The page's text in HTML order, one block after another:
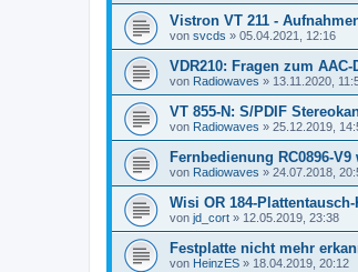
Vistron VT 211 -
von svcds » 05.04.2021, 12:16
VDR210: Fragen zum AAC-
von Radiowaves » 13.11.2020,
VT 855-N: S/PDIF
von Radiowaves » 25.12.2019,
Fernbedienung RC0896-
von Radiowaves » 24.07.2018,
Wisi OR 184-
von jd_cort » 12.05.2019, 23:38
Festplatte nicht mehr
von HeinzES » 18.04.2019, 20:12